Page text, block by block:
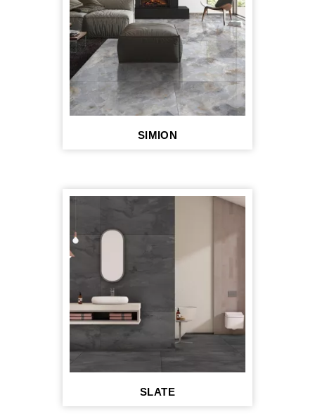
SIMION
SLATE